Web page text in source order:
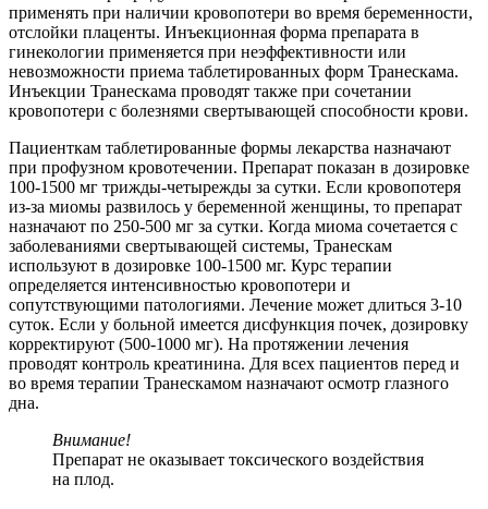
применять при наличии кровопотери во время беременности,
отслойки плаценты. Инъекционная форма препарата в
гинекологии применяется при неэффективности или
невозможности приема таблетированных форм Транескама.
Инъекции Транескама проводят также при сочетании
кровопотери с болезнями свертывающей способности крови.
Пациенткам таблетированные формы лекарства назначают
при профузном кровотечении. Препарат показан в дозировке
100-1500 мг трижды-четырежды за сутки. Если кровопотеря
из-за миомы развилось у беременной женщины, то препарат
назначают по 250-500 мг за сутки. Когда миома сочетается с
заболеваниями свертывающей системы, Транескам
используют в дозировке 100-1500 мг. Курс терапии
определяется интенсивностью кровопотери и
сопутствующими патологиями. Лечение может длиться 3-10
суток. Если у больной имеется дисфункция почек, дозировку
корректируют (500-1000 мг). На протяжении лечения
проводят контроль креатинина. Для всех пациентов перед и
во время терапии Транескамом назначают осмотр глазного
дна.
Внимание!
Препарат не оказывает токсического воздействия
на плод.